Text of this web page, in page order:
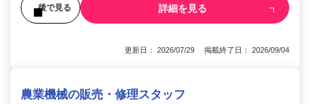
後で見る 詳細を見る
更新日： 2026/07/29 掲載終了日： 2026/09/04
農業機械の販売・修理スタッフ